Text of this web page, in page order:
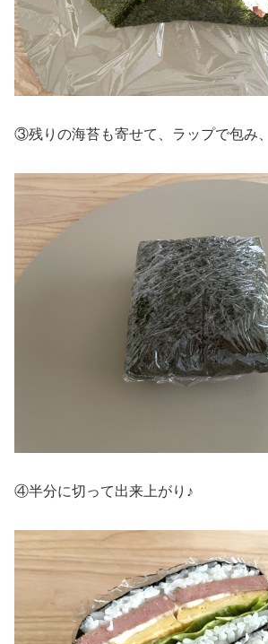
③残りの海苔も寄せて、ラップで包み
④半分に切って出来上がり♪